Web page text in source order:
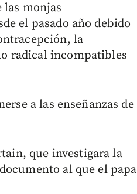
las monjas
el pasado año debido
la
radical incompatibles
a las enseñanzas de
que investigara la
al que el papa